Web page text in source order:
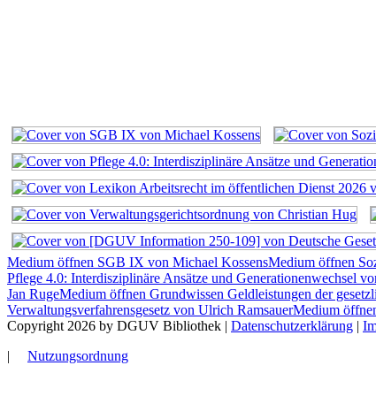
Medium öffnen SGB IX von Michael KossensMedium öffnen
Pflege 4.0: Interdisziplinäre Ansätze und Generationenwechsel
Jan RugeMedium öffnen Grundwissen Geldleistungen der
Verwaltungsverfahrensgesetz von Ulrich RamsauerMedium
Copyright 2026 by DGUV Bibliothek | Datenschutzerklärung |
| Nutzungsordnung